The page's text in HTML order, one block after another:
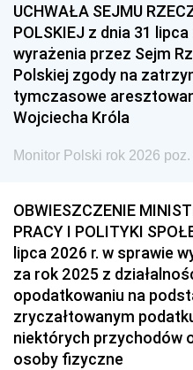
UCHWAŁA SEJMU
POLSKIEJ z dnia 31
wyrażenia przez Sejm
Polskiej zgody na
tymczasowe
Wojciecha Króla
Monitor Polski rok 2026
OBWIESZCZENIE
PRACY I POLITYKI
lipca 2026 r. w sprawie
za rok 2025 z
opodatkowaniu na
zryczałtowanym
niektórych przychodów
osoby fizyczne